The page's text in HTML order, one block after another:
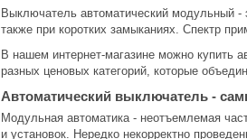
Выключатель автоматический модульный -
также при коротких замыканиях. Спектр
В нашем интернет-магазине можно купить
разных ценовых категорий, которые
Автоматический выключатель -
Модульная автоматика - неотъемлемая
и установок. Нередко некорректно